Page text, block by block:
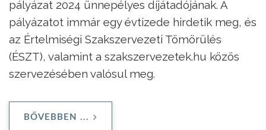
pályázat 2024 ünnepélyes díjátadójának. A
pályázatot immár egy évtizede hirdetik meg, és
az Értelmiségi Szakszervezeti Tömörülés
(ÉSZT), valamint a szakszervezetek.hu közös
szervezésében valósul meg.
BŐVEBBEN ...